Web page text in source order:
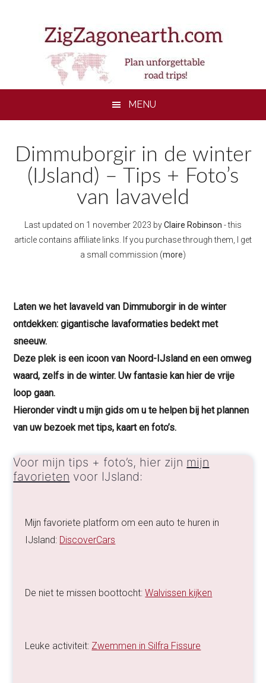
MENU
Dimmuborgir in de winter
(IJsland) – Tips + Foto’s
van lavaveld
Last updated on 1 november 2023 byClaire Robinson - this
article contains affiliate links. If you purchase through them, I get
a small commission (more)
Laten we het lavaveld van Dimmuborgir in de winter
ontdekken: gigantische lavaformatiesbedekt met
sneeuw.
Deze plek is een icoon van Noord-IJsland en een omweg
waard, zelfs in de winter.Uw fantasie kan hier de vrije
loop gaan.
Hieronder vindt u mijn gids om u te helpen bij het plannen
van uw bezoek met tips, kaart en foto’s.
Voor mijn tips + foto’s, hier zijn mijn
favorieten voor IJsland:
Mijn favoriete platform om een auto te huren in
IJsland: DiscoverCars
De niet te missen boottocht:Walvissen kijken
Leuke activiteit: Zwemmen in Silfra Fissure